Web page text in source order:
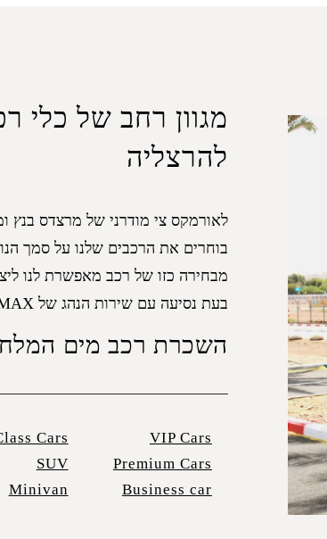
מגוון רחב של כלי
להרצליה
לאורמקס צי מודרני של מרצדס בנץ
בוחרים את הרכבים שלנו על סמך
מבחירה כזו של רכב מאפשרת לנו
בעת נסיעה עם שירות הנהג של ORMAX ישראל.
השכרת רכב מים
VIP Cars
Premium Cars
Business car
Cars
SUV
Minivan